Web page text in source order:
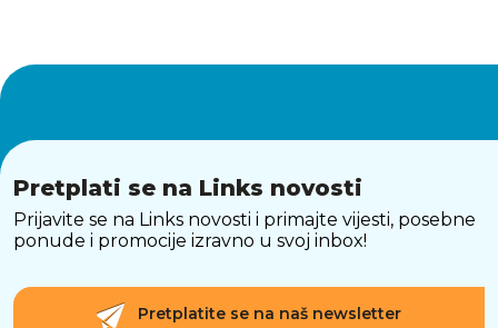
Pretplati se na Links novosti
Prijavite se na Links novosti i primajte vijesti, posebne
ponude i promocije izravno u svoj inbox!
Pretplatite se na naš newsletter